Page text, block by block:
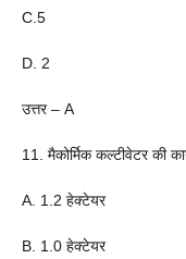
C.5
D. 2
उत्तर – A
11. मैकोर्मिक कल्टीवेटर की
A. 1.2 हेक्टेयर
B. 1.0 हेक्टेयर